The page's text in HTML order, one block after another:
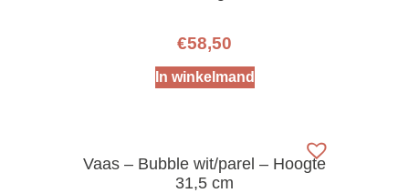
€58,50
In winkelmand
Vaas – Bubble wit/parel – Hoogte
31,5 cm